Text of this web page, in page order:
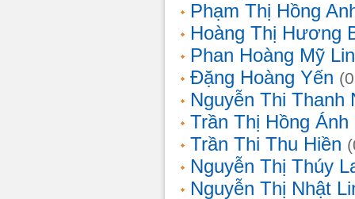
Phạm Thị Hồng
Hoàng Thị Hương
Phan Hoàng Mỹ
Đặng Hoàng Yến
Nguyễn Thi Thanh
Trần Thị Hồng Ánh
Trần Thi Thu Hiền
Nguyễn Thị Thúy
Nguyễn Thị Nhật